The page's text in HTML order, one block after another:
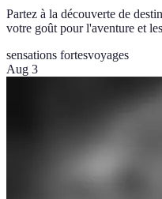
Partez à la découverte de
votre goût pour l'aventure et
sensations fortesvoyages
Aug 3